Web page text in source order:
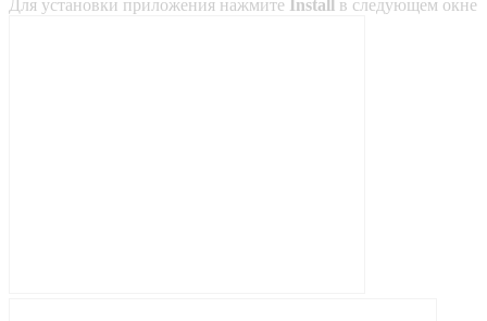
Для установки приложения нажмите Install в следующем окне